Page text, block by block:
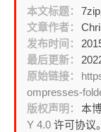
本文标题：
文章作者：
发布时间：
最后更新：
原始链接：
ompresses-
版权声明：
本
Y 4.0许可协议